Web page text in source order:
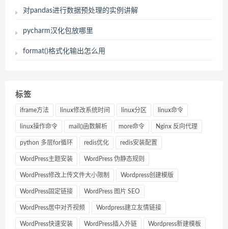
对pandas进行数据预处理的实例讲解
pycharm汉化包放哪里
format()格式化输出怎么用
标签
iframe方法 linux修改系统时间 linux分区 linux命令
linux操作命令 mail()函数解析 more命令 Nginx 反向代理
python 多层for循环 redis优化 redis安装配置
WordPress主题安装 WordPress 伪静态规则
WordPress修改上传文件大小限制 Wordpress创建模版
WordPress固定链接 WordPress 图片 SEO
WordPress居中对齐视频 Wordpress建立友情链接
WordPress快速安装 WordPress插入外链 Wordpress新建模板